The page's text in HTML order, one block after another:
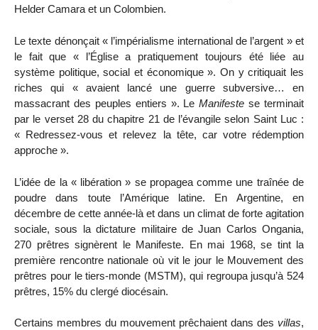
Helder Camara et un Colombien.
Le texte dénonçait « l’impérialisme international de l’argent » et
le fait que « l’Église a pratiquement toujours été liée au
système politique, social et économique ». On y critiquait les
riches qui « avaient lancé une guerre subversive… en
massacrant des peuples entiers ». LeManifeste se terminait
par le verset 28 du chapitre 21 de l’évangile selon Saint Luc :
« Redressez-vous et relevez la tête, car votre rédemption
approche ».
L’idée de la « libération » se propagea comme une traînée de
poudre dans toute l’Amérique latine. En Argentine, en
décembre de cette année-là et dans un climat de forte agitation
sociale, sous la dictature militaire de Juan Carlos Ongania,
270 prêtres signèrent le Manifeste. En mai 1968, se tint la
première rencontre nationale où vit le jour le Mouvement des
prêtres pour le tiers-monde (MSTM), qui regroupa jusqu’à 524
prêtres, 15% du clergé diocésain.
Certains membres du mouvement prêchaient dans des villas,